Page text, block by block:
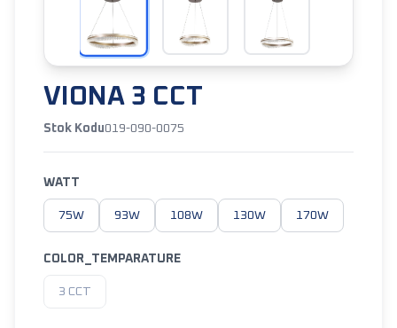
VIONA 3 CCT
Stok Kodu019-090-0075
WATT
75W 93W 108W 130W 170W
COLOR_TEMPARATURE
3 CCT